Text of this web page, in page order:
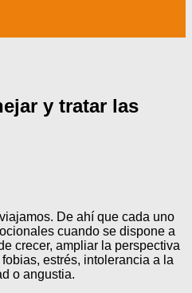
y tratar las
De ahí que cada uno
cuando se dispone a
crecer, ampliar la perspectiva
estrés, intolerancia a la
o angustia.